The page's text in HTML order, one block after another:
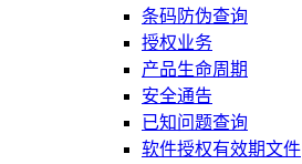
条码防伪查询
授权业务
产品生命周期
安全通告
已知问题查询
软件授权有效期文件